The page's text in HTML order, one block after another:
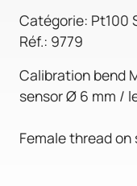
Catégorie: Pt100
Réf.: 9779
Calibration bend
sensor Ø 6 mm /
Female thread on